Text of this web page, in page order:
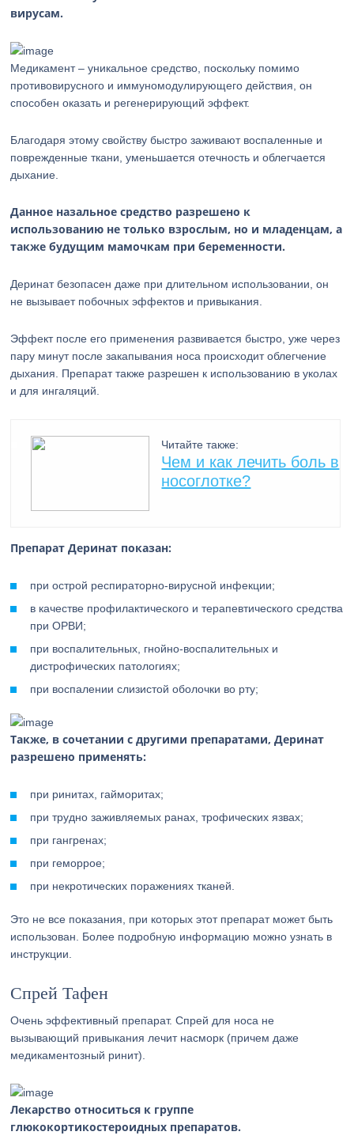
вирусам.
Медикамент – уникальное средство, поскольку помимо
противовирусного и иммуномодулирующего действия, он
способен оказать и регенерирующий эффект.
Благодаря этому свойству быстро заживают воспаленные и
поврежденные ткани, уменьшается отечность и облегчается
дыхание.
Данное назальное средство разрешено к
использованию не только взрослым, но и младенцам, а
также будущим мамочкам при беременности.
Деринат безопасен даже при длительном использовании, он
не вызывает побочных эффектов и привыкания.
Эффект после его применения развивается быстро, уже через
пару минут после закапывания носа происходит облегчение
дыхания. Препарат также разрешен к использованию в уколах
и для ингаляций.
Читайте также:
Чем и как лечить боль в
носоглотке?
Препарат Деринат показан:
при острой респираторно-вирусной инфекции;
в качестве профилактического и терапевтического средства
при ОРВИ;
при воспалительных, гнойно-воспалительных и
дистрофических патологиях;
при воспалении слизистой оболочки во рту;
Также, в сочетании с другими препаратами, Деринат
разрешено применять:
при ринитах, гайморитах;
при трудно заживляемых ранах, трофических язвах;
при гангренах;
при геморрое;
при некротических поражениях тканей.
Это не все показания, при которых этот препарат может быть
использован. Более подробную информацию можно узнать в
инструкции.
Спрей Тафен
Очень эффективный препарат. Спрей для носа не
вызывающий привыкания лечит насморк (причем даже
медикаментозный ринит).
Лекарство относиться к группе
глюкокортикостероидных препаратов.